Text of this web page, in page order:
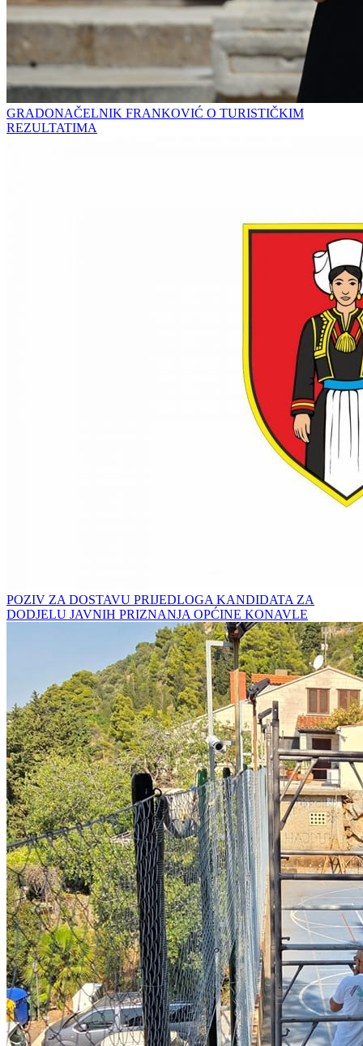
GRADONAČELNIK FRANKOVIĆ O TURISTIČKIM
REZULTATIMA
POZIV ZA DOSTAVU PRIJEDLOGA KANDIDATA ZA
DODJELU JAVNIH PRIZNANJA OPĆINE KONAVLE